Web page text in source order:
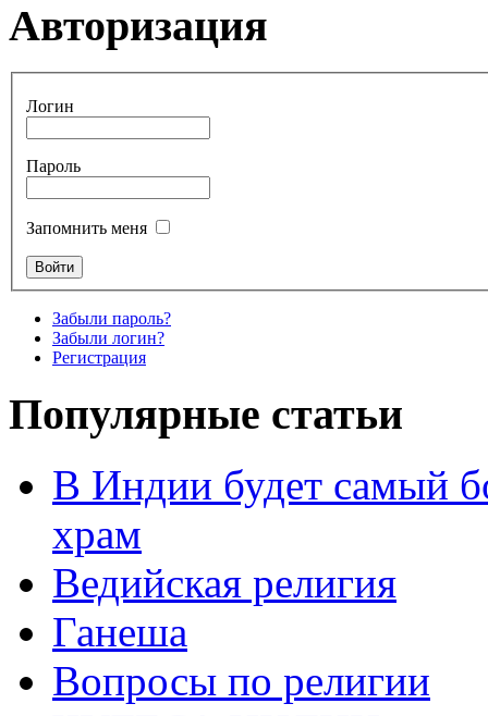
Авторизация
Логин
Пароль
Запомнить меня
Забыли пароль?
Забыли логин?
Регистрация
Популярные статьи
В Индии будет самый
храм
Ведийская религия
Ганеша
Вопросы по религии